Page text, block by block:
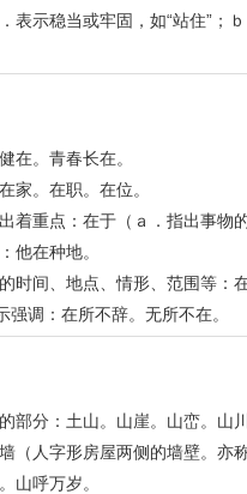
表示稳当或牢固，如“站住”；
在。青春长在。
家。在职。在位。
着重点：在于（ａ．指出事
他在种地。
时间、地点、情形、范围等
强调：在所不辞。无所不在。
部分：土山。山崖。山峦。
（人字形房屋两侧的墙壁。亦称
山呼万岁。